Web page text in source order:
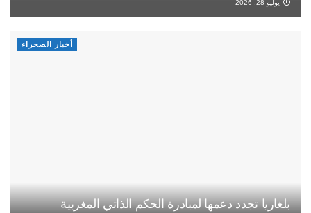
يوليو 28, 2026
أخبار الصحراء
بلغاريا تجدد دعمها لمبادرة الحكم الذاتي المغربية